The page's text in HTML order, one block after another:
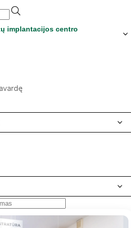
implantacijos centro